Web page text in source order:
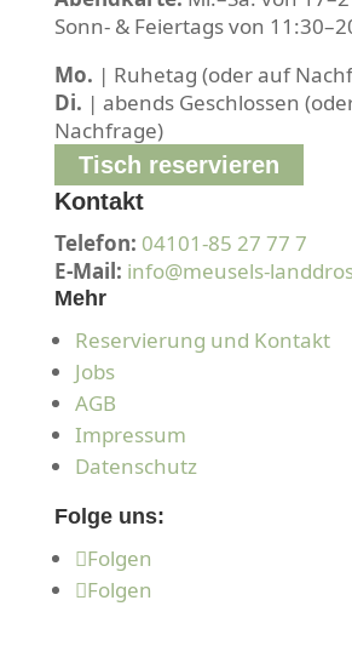
Sonn- & Feiertags von
Mo. | Ruhetag (oder auf
Di. | abends Geschlossen
Nachfrage)
Tisch reservieren
Kontakt
Telefon: 04101-85 27 77 7
E-Mail: info@meusels-
Mehr
Reservierung und Kontakt
Jobs
AGB
Impressum
Datenschutz
Folge uns:
Folgen
Folgen